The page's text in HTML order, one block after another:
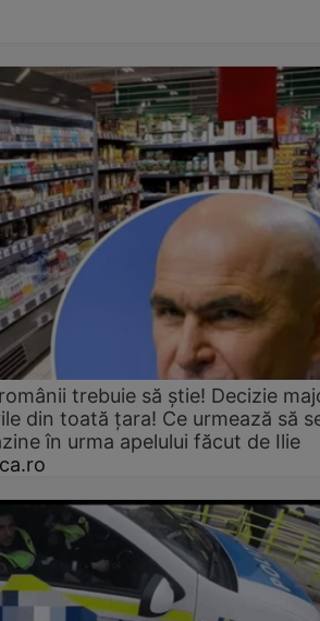
trebuie să știe! Decizie
din toată țara! Ce urmează să
în urma apelului făcut de Ilie